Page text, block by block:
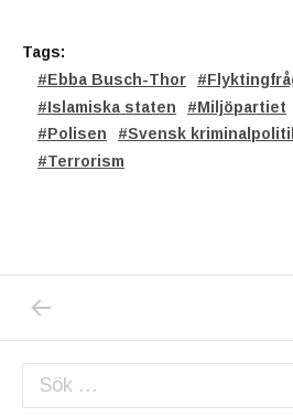
Tags:
Ebba Busch-Thor
Islamiska staten
Miljöpartiet
Polisen
Svensk
Terrorism
Inläggsnavigering
Sök efter: